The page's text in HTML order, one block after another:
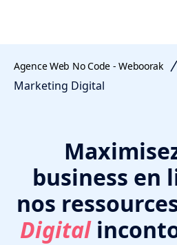
Agence Web No Code - Weboorak
Marketing Digital
business en
nos
Digital